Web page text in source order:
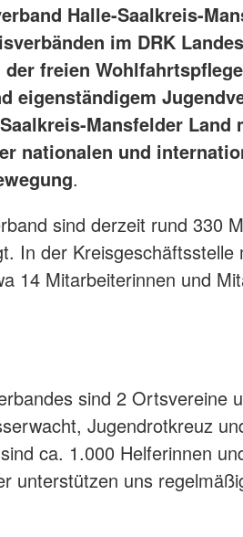
Halle-Saalkreis-
im DRK
freien
eigenständigem
Mansfelder Land
nationalen und
.
sind derzeit rund 330
In der Kreisgeschäftsstelle
14 Mitarbeiterinnen und
sind 2 Ortsvereine
Jugendrotkreuz
ca. 1.000 Helferinnen
unterstützen uns